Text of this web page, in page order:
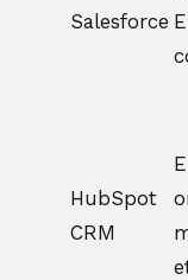
Salesforce
HubSpot
CRM